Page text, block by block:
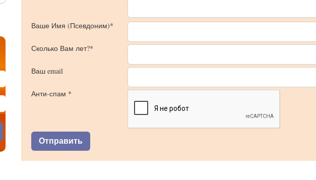
Ваше Имя (Псевдоним)*
Сколько Вам лет?*
Ваш email
Анти-спам *